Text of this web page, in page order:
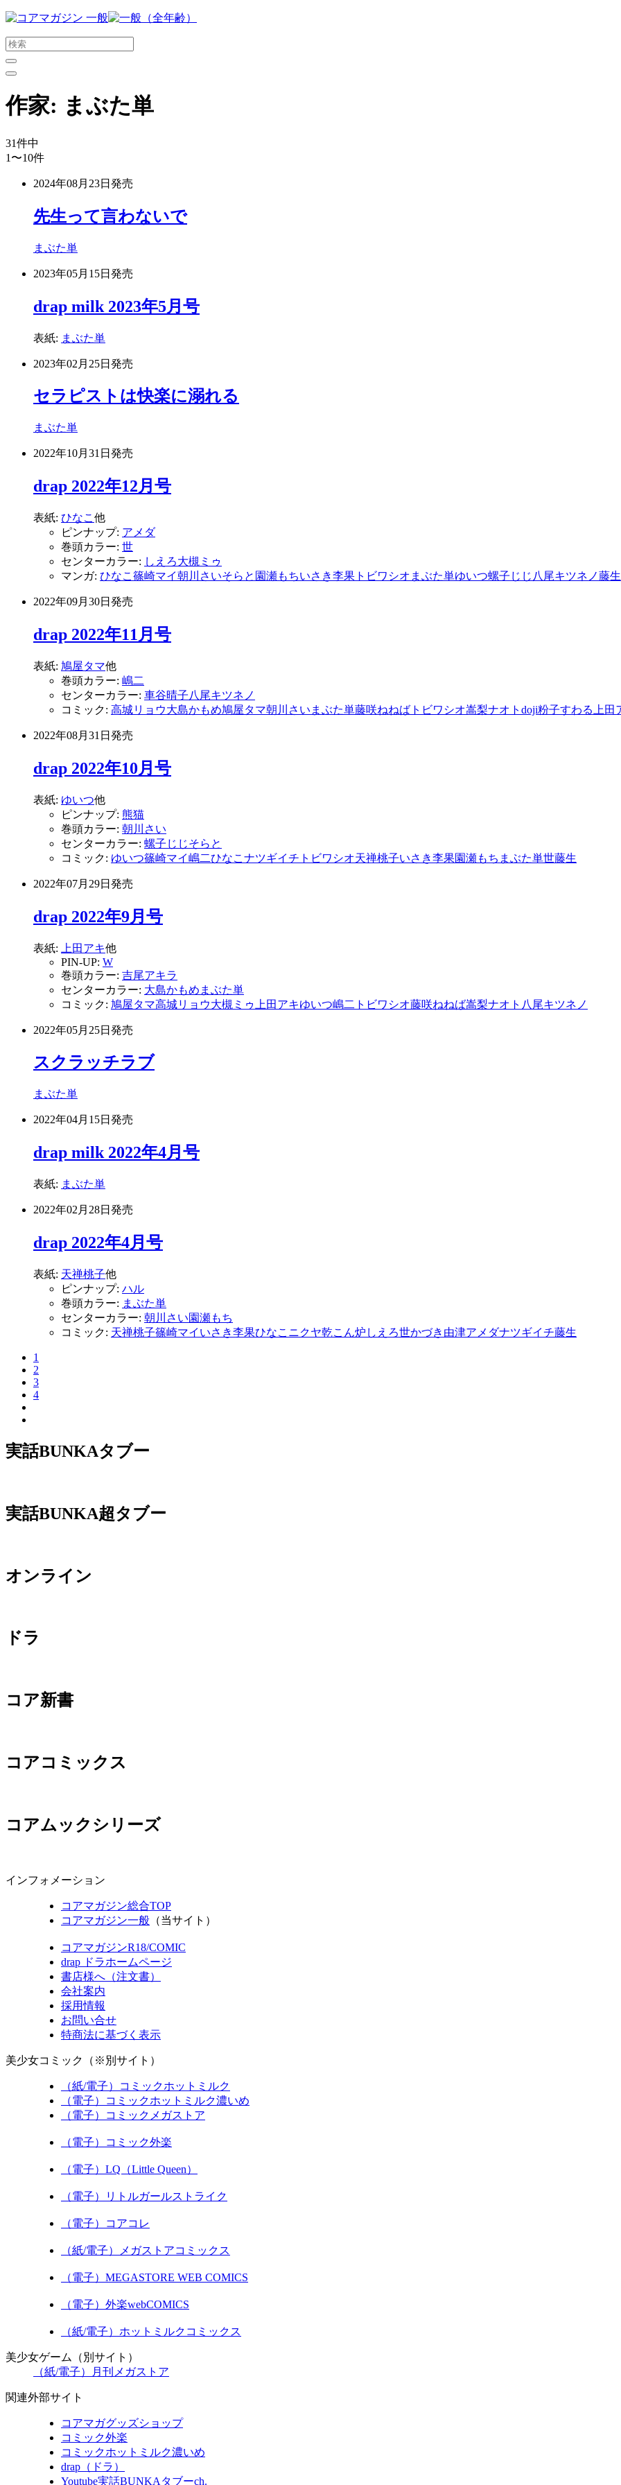
メ
ン
コ
ン
ン
ツ
ス
キ
作家: まぶた単
31件中
1〜10件
2024年08月23日 発売
先生って言わないで
まぶた単
2023年05月15日 発売
drap milk 2023年5月号
表紙: まぶた単
2023年02月25日 発売
セラピストは快楽に溺れる
まぶた単
2022年10月31日 発売
drap 2022年12月号
表紙: ひなこ 他
ピンナップ: アメダ
巻頭カラー: 世
センターカラー: しえろ大槻ミゥ
マンガ: ひなこ 篠崎マイ朝川さいそらと 園瀬もちいさき李果 トビワシオ まぶた単ゆいつ螺子じじ 八尾キツネノ藤生
2022年09月30日 発売
drap 2022年11月号
表紙: 鳩屋タマ他
巻頭カラー: 嶋二
センターカラー: 車谷晴子八尾キツネノ
コミック: 高城リョウ大島かもめ鳩屋タマ朝川さい まぶた単藤咲ねねば トビワシオ嵩梨ナオト doji粉子すわる 上田
2022年08月31日 発売
drap 2022年10月号
表紙: ゆいつ他
ピンナップ: 熊猫
巻頭カラー: 朝川さい
センターカラー: 螺子じじそらと
コミック: ゆいつ篠崎マイ嶋二ひなこ ナツギイチ トビワシオ天禅桃子いさき李果園瀬もち まぶた単世藤生
2022年07月29日 発売
drap 2022年9月号
表紙: 上田アキ他
PIN-UP: W
巻頭カラー: 吉尾アキラ
センターカラー: 大島かもめ まぶた単
コミック: 鳩屋タマ高城リョウ大槻ミゥ 上田アキゆいつ嶋二 トビワシオ藤咲ねねば嵩梨ナオト 八尾キツネノ
2022年05月25日 発売
スクラッチラブ
まぶた単
2022年04月15日 発売
drap milk 2022年4月号
表紙: まぶた単
2022年02月28日 発売
drap 2022年4月号
表紙: 天禅桃子他
ピンナップ: ハル
巻頭カラー: まぶた単
センターカラー: 朝川さい園瀬もち
コミック: 天禅桃子篠崎マイ いさき李果ひなこ ニクヤ乾こん炉 しえろ世かづき由津アメダナツギイチ藤生
1
2
3
4
実話BUNKAタブー
実話BUNKA超タブー
オンライン
ドラ
コア新書
コアコミックス
コアムックシリーズ
インフォメーション
コアマガジン総合TOP
コアマガジン一般 （当サイト）
コアマガジンR18/COMIC
drap ドラホームページ
書店様へ（注文書）
会社案内
採用情報
お問い合せ
特商法に基づく表示
美少女コミック（※別サイト）
（紙/電子）コミックホットミルク
（電子）コミックホットミルク濃いめ
（電子）コミックメガストア
（電子）コミック外楽
（電子）LQ（Little Queen）
（電子）リトルガールストライク
（電子）コアコレ
（紙/電子）メガストアコミックス
（電子）MEGASTORE WEB COMICS
（電子）外楽webCOMICS
（紙/電子）ホットミルクコミックス
美少女ゲーム（別サイト）
（紙/電子）月刊メガストア
関連外部サイト
コアマガグッズショップ
コミック外楽
コミックホットミルク濃いめ
drap（ドラ）
Youtube実話BUNKAタブーch.